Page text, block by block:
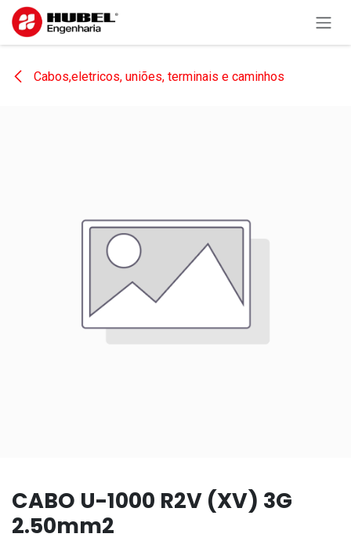
Pular para o conteúdo
Cabos,eletricos, uniões, terminais e caminhos
CABO U-1000 R2V (XV) 3G
2.50mm2